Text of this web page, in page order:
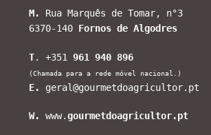
M.
Rua Marquês de Tomar, n°3
6370-140 Fornos de Algodres
T. +351961 940 896
(Chamada para a rede móvel nacional.)
E. geral@gourmetdoagricultor.pt
W. www.gourmetdoagricultor.pt